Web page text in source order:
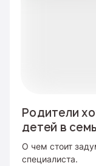
Родители
детей в
О чем стоит
специалиста.